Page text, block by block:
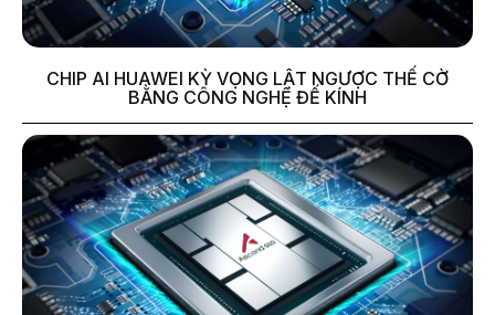
CHIP AI HUAWEI KỲ VỌNG LẬT NGƯỢC THẾ CỜ
BẰNG CÔNG NGHỆ ĐẾ KÍNH